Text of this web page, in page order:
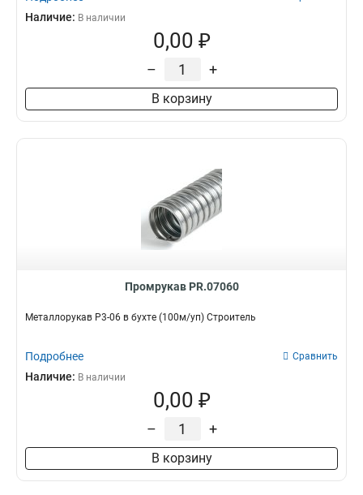
Наличие: В наличии
0,00 ₽
– +
В корзину
Промрукав PR.07060
Металлорукав Р3-06 в бухте (100м/уп) Строитель
Подробнее Сравнить
Наличие: В наличии
0,00 ₽
– +
В корзину